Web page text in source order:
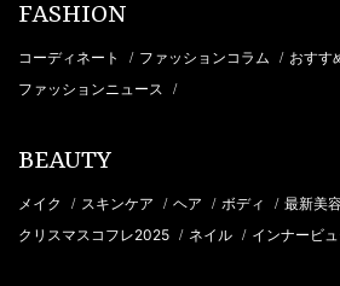
FASHION
コーディネート / ファッションコラム / おすす
ファッションニュース /
BEAUTY
メイク / スキンケア / ヘア / ボディ / 最新美
クリスマスコフレ2025 / ネイル / インナービ